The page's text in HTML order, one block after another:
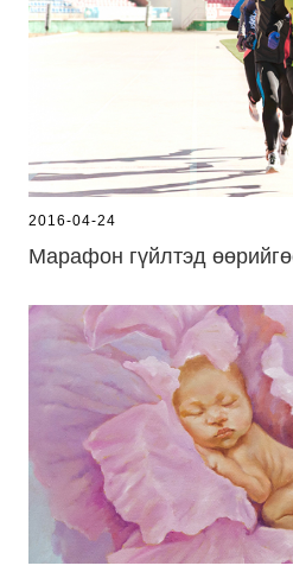
2016-04-24
Марафон гүйлтэд